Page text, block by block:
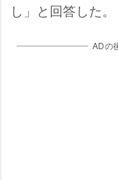
し」と回答した。
ADの